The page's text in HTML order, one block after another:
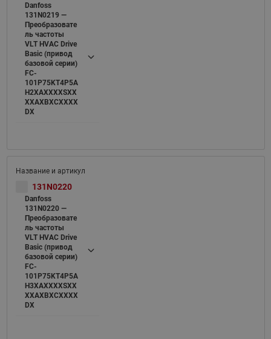
Danfoss
131N0219 —
Преобразовате
ль частоты
VLT HVAC Drive
Basic (привод
базовой серии)
FC-
101P75KT4P5A
H2XAXXXXSXX
XXAXBXCXXXX
DX
131N0220
Danfoss
131N0220 —
Преобразовате
ль частоты
VLT HVAC Drive
Basic (привод
базовой серии)
FC-
101P75KT4P5A
H3XAXXXXSXX
XXAXBXCXXXX
DX